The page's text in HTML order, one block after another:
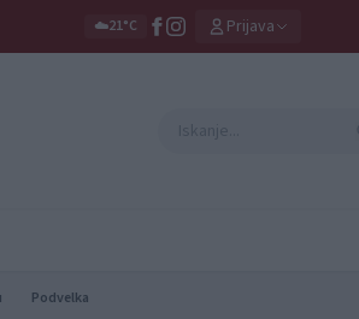
☁️21°C Prijava
Podvelka